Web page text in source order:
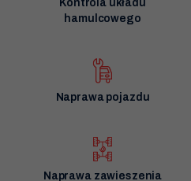
Kontrola układu
hamulcowego
Naprawa pojazdu
Naprawa zawieszenia